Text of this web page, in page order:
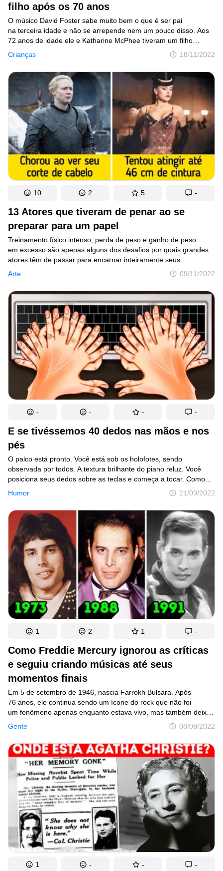
filho após os 70 anos
Crianças 18/11/2022
O músico David Foster sabe muito bem o que é ser pai
na terceira idade e não se arrepende nem um pouco disso. Aos
72 anos de idade ele e Katharine McPhee tiveram um filho
recentemente e decidiram compartilhar um pouco sobre essa
nova experiência.
13 Atores que tiveram de penar ao se
preparar para um papel
Arte 09/11/2022
Treinamento físico intenso, perda de peso e ganho de peso
em excesso são apenas alguns dos desafios por quais grandes
atores têm de passar para encarnar inteiramente seus
personagens. Os fatos a seguir, sobre como grandes
celebridades de cinema tiveram de se preparar para alguns
filmes, mostram que certos atores e atrizes se esforçaram mais
do que imaginávamos para aparecer no tapete vermelho.
10 2 5 -
E se tivéssemos 40 dedos nas mãos e nos
pés
Humor 21/09/2022
O palco está pronto. Você está sob os holofotes, sendo
observada por todos. A textura brilhante do piano reluz. Você
posiciona seus dedos sobre as teclas e começa a tocar. Como
tem 20 dedos em cada mão, consegue pressionar várias teclas
ao mesmo tempo, tornando o som mais rico. Cada acorde
de piano pode ter oitavas extras e notas a mais, afinal são
40 dedos no total. Assim que para de tocar, todos se levantam
e batem palmas. O som dos aplausos é muito alto, já que
as palmas são enormes para caber 20 dedos em cada mão.
- - - -
Como Freddie Mercury ignorou as críticas
e seguiu criando músicas até seus
momentos finais
Gente 08/09/2022
Em 5 de setembro de 1946, nascia Farrokh Bulsara. Após
76 anos, ele continua sendo um ícone do rock que não foi
um fenômeno apenas enquanto estava vivo, mas também deixou
um grande legado para as gerações futuras. Para marcar a data,
iremos mergulhar na história e resgatar os caminhos trilhados
pelo astro até se tornar o Freddie Mercury que amamos.
Aproveitamos para contar também como ele passou seus últimos
1 2 1 -
1 - - -